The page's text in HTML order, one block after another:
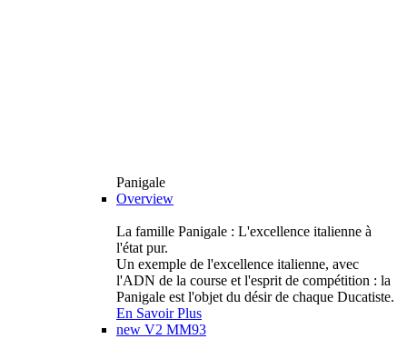
Panigale
Overview
La famille Panigale : L'excellence italienne à
l'état pur.
Un exemple de l'excellence italienne, avec
l'ADN de la course et l'esprit de compétition : la
Panigale est l'objet du désir de chaque Ducatiste.
En Savoir Plus
new V2 MM93